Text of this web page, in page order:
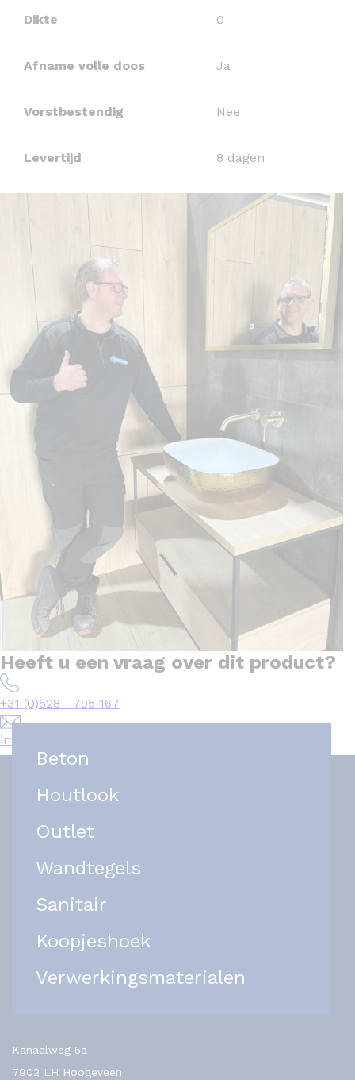
Dikte 0
Afname volle doos Ja
Vorstbestendig Nee
Levertijd 8 dagen
Heeft u een vraag over dit product?
+31 (0)528 - 795 167
info@het-tegelplein.nl
Beton
Houtlook
Outlet
Wandtegels
Sanitair
Koopjeshoek
Verwerkingsmaterialen
Kanaalweg 5a
7902 LH Hoogeveen